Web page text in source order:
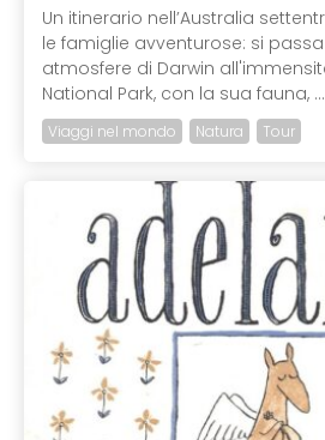
Un itinerario nell’Australia
le famiglie avventurose: si
atmosfere di Darwin
National Park, con la sua fauna, ...
Viaggi nel mondo Natura Tour